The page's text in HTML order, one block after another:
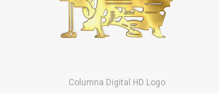
Columna Digital HD Logo